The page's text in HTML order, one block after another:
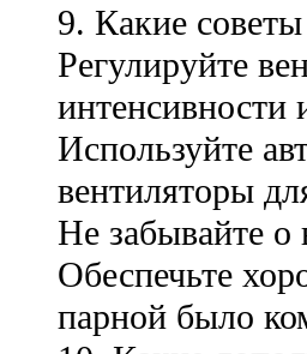
9. Какие
Регулируйте
интенсивности
Используйте
вентиляторы
Не забывайте о
Обеспечьте
парной было